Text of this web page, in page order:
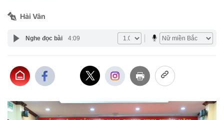
Hải Vân
Nghe đọc bài 4:09